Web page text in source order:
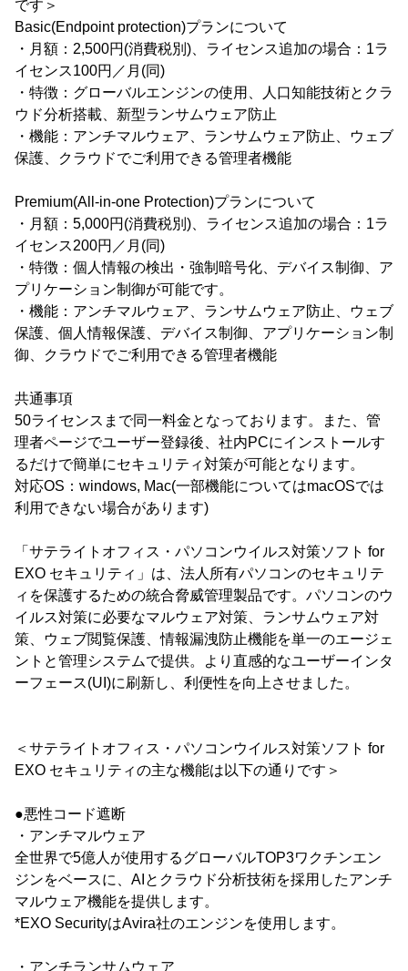
です＞
Basic(Endpoint protection)プランについて
・月額：2,500円(消費税別)、ライセンス追加の場合：1ラ
イセンス100円／月(同)
・特徴：グローバルエンジンの使用、人口知能技術とクラ
ウド分析搭載、新型ランサムウェア防止
・機能：アンチマルウェア、ランサムウェア防止、ウェブ
保護、クラウドでご利用できる管理者機能
Premium(All-in-one Protection)プランについて
・月額：5,000円(消費税別)、ライセンス追加の場合：1ラ
イセンス200円／月(同)
・特徴：個人情報の検出・強制暗号化、デバイス制御、ア
プリケーション制御が可能です。
・機能：アンチマルウェア、ランサムウェア防止、ウェブ
保護、個人情報保護、デバイス制御、アプリケーション制
御、クラウドでご利用できる管理者機能
共通事項
50ライセンスまで同一料金となっております。また、管
理者ページでユーザー登録後、社内PCにインストールす
るだけで簡単にセキュリティ対策が可能となります。
対応OS：windows, Mac(一部機能についてはmacOSでは
利用できない場合があります)
「サテライトオフィス・パソコンウイルス対策ソフト for
EXO セキュリティ」は、法人所有パソコンのセキュリテ
ィを保護するための統合脅威管理製品です。パソコンのウ
イルス対策に必要なマルウェア対策、ランサムウェア対
策、ウェブ閲覧保護、情報漏洩防止機能を単一のエージェ
ントと管理システムで提供。より直感的なユーザーインタ
ーフェース(UI)に刷新し、利便性を向上させました。
＜サテライトオフィス・パソコンウイルス対策ソフト for
EXO セキュリティの主な機能は以下の通りです＞
●悪性コード遮断
・アンチマルウェア
全世界で5億人が使用するグローバルTOP3ワクチンエン
ジンをベースに、AIとクラウド分析技術を採用したアンチ
マルウェア機能を提供します。
*EXO SecurityはAvira社のエンジンを使用します。
・アンチランサムウェア